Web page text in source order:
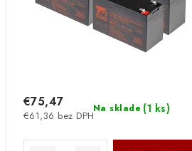
Na sklade (1 ks)
€61,36 bez DPH
€75,47